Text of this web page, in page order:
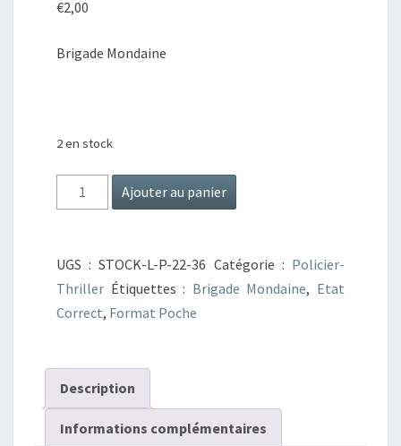
€2,00
Brigade Mondaine
2 en stock
quantité
de
Mondaine
N°76
Les
saint-
Tropez
Ajouter au panier
UGS :STOCK-L-P-22-36 Catégorie : Policier-
Thriller Étiquettes : Brigade Mondaine, Etat
Correct, Format Poche
Description
Informations complémentaires